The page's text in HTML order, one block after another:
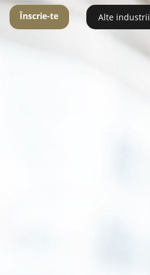
Înscrie-te Alte industrii